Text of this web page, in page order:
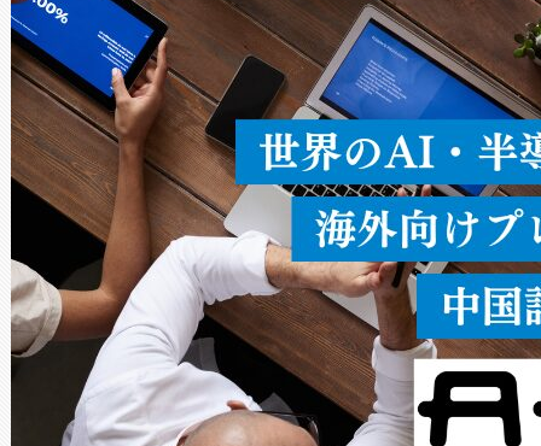
ることなく、単一のデバイス
うにします。遠距離まで届く
密度なスキャ […]